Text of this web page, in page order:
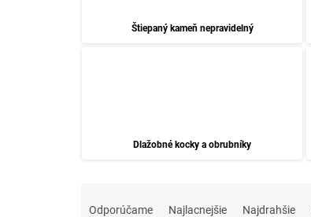
Štiepaný kameň nepravidelný
Dlažobné kocky a obrubníky
Odporúčame Najlacnejšie Najdrahšie